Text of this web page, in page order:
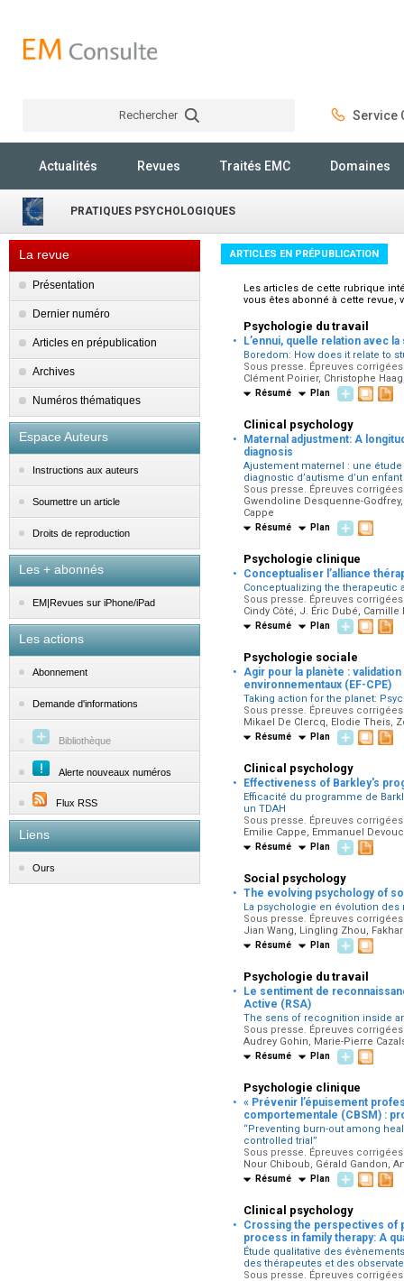
Rechercher Service
Actualités Revues Traités EMC Domaines
PRATIQUES PSYCHOLOGIQUES
La revue
Présentation
Dernier numéro
Articles en prépublication
Archives
Numéros thématiques
Espace Auteurs
Instructions aux auteurs
Soumettre un article
Droits de reproduction
Les + abonnés
EM|Revues sur iPhone/iPad
Les actions
Abonnement
Demande d'informations
Bibliothèque
Alerte nouveaux numéros
Flux RSS
Liens
Ours
ARTICLES EN PRÉPUBLICATION
Les articles de cette rubrique
vous êtes abonné à cette revue,
Psychologie du travail
· L’ennui, quelle relation avec
Boredom: How does it relate to
Sous presse. Épreuves
Clément Poirier, Christophe
Résumé Plan
Clinical psychology
·
Maternal adjustment: A
diagnosis
Ajustement maternel : une
diagnostic d’autisme d’un enfant
Sous presse. Épreuves
Gwendoline Desquenne-
Cappe
Résumé Plan
Psychologie clinique
· Conceptualiser l’alliance
Conceptualizing the therapeutic
Sous presse. Épreuves
Cindy Côté, J. Éric Dubé, Camille
Résumé Plan
Psychologie sociale
· Agir pour la planète :
environnementaux (EF-CPE)
Taking action for the planet:
Sous presse. Épreuves
Mikael De Clercq, Elodie Theis,
Résumé Plan
Clinical psychology
· Effectiveness of Barkley's
Efficacité du programme de
un TDAH
Sous presse. Épreuves
Emilie Cappe, Emmanuel
Résumé Plan
Social psychology
· The evolving psychology of
La psychologie en évolution
Sous presse. Épreuves
Jian Wang, Lingling Zhou,
Résumé Plan
Psychologie du travail
·
Le sentiment de
Active (RSA)
The sens of recognition inside
Sous presse. Épreuves
Audrey Gohin, Marie-Pierre
Résumé Plan
Psychologie clinique
· « Prévenir l’épuisement
comportementale (CBSM) :
“Preventing burn-out among
controlled trial”
Sous presse. Épreuves
Nour Chiboub, Gérald Gandon,
Résumé Plan
Clinical psychology
·
Crossing the perspectives of
process in family therapy: A
Étude qualitative des
des thérapeutes et des
Sous presse. Épreuves